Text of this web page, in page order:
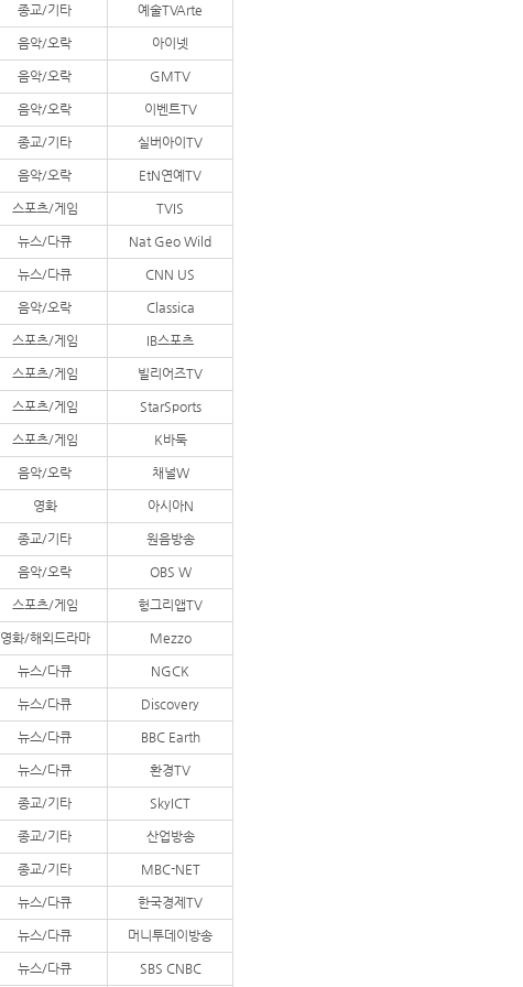
종교/기타 예술TVArte
음악/오락 아이넷
음악/오락 GMTV
음악/오락 이벤트TV
종교/기타 실버아이TV
음악/오락 EtN연예TV
스포츠/게임 TVIS
뉴스/다큐 Nat Geo Wild
뉴스/다큐 CNN US
음악/오락 Classica
스포츠/게임 IB스포츠
스포츠/게임 빌리어즈TV
스포츠/게임 StarSports
스포츠/게임 K바둑
음악/오락 채널W
영화 아시아N
종교/기타 원음방송
음악/오락 OBS W
스포츠/게임 헝그리앱TV
영화/해외드라마 Mezzo
뉴스/다큐 NGCK
뉴스/다큐 Discovery
뉴스/다큐 BBC Earth
뉴스/다큐 환경TV
종교/기타 SkyICT
종교/기타 산업방송
종교/기타 MBC-NET
뉴스/다큐 한국경제TV
뉴스/다큐 머니투데이방송
뉴스/다큐 SBS CNBC